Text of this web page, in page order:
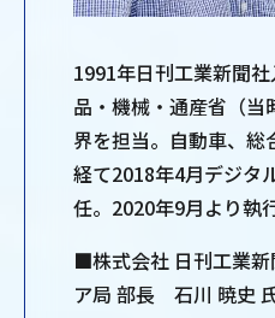
1991年日刊工業新聞
品・機械・通産省（
界を担当。自動車、総
経て2018年4月デジタ
任。2020年9月より執
■株式会社 日刊工業
ア局 部長 石川 暁史